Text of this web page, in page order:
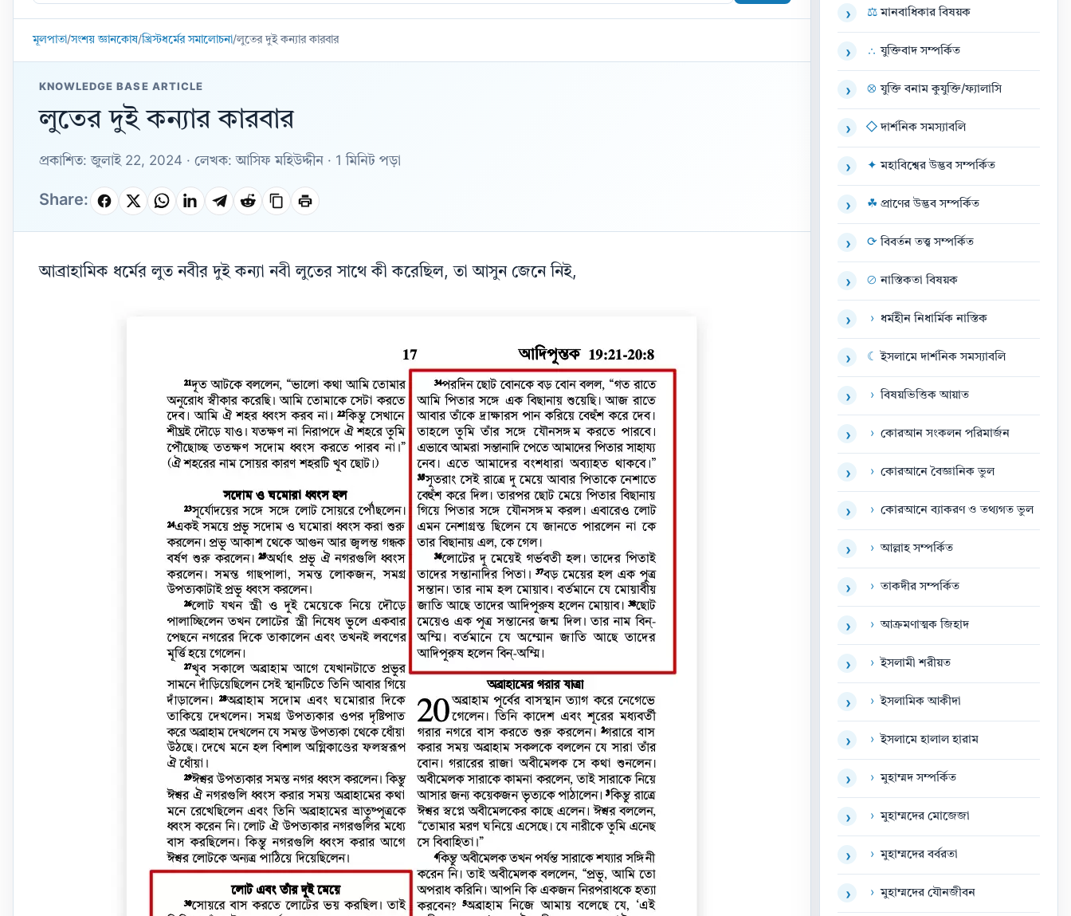
Base
মূলপাতা/সংশয় জ্ঞানকোষ/খ্রিস্টধর্মের সমালোচনা/লুতের দুই কন্যার কারবার
KNOWLEDGE BASE ARTICLE
লুতের দুই কন্যার কারবার
প্রকাশিত: জুলাই 22, 2024 · লেখক: আসিফ মহিউদ্দীন · 1 মিনিট পড়া
Share:
আব্রাহামিক ধর্মের লুত নবীর দুই কন্যা নবী লুতের সাথে কী করেছিল, তা আসুন জেনে নিই,
› ⚖ মানবাধিকার বিষয়ক
› ∴ যুক্তিবাদ সম্পর্কিত
› ⊗ যুক্তি বনাম কুযুক্তি/ফ্যালাসি
› ◇ দার্শনিক সমস্যাবলি
› ✦ মহাবিশ্বের উদ্ভব সম্পর্কিত
› ☘ প্রাণের উদ্ভব সম্পর্কিত
› ⟳ বিবর্তন তত্ত্ব সম্পর্কিত
› ⊘ নাস্তিকতা বিষয়ক
› › ধর্মহীন নিধার্মিক নাস্তিক
› ☾ ইসলামে দার্শনিক সমস্যাবলি
› › বিষয়ভিত্তিক আয়াত
› › কোরআন সংকলন পরিমার্জন
› › কোরআনে বৈজ্ঞানিক ভুল
› › কোরআনে ব্যাকরণ ও তথ্যগত ভুল
› › আল্লাহ সম্পর্কিত
› › তাকদীর সম্পর্কিত
› › আক্রমণাত্মক জিহাদ
› › ইসলামী শরীয়ত
› › ইসলামিক আকীদা
› › ইসলামে হালাল হারাম
› › মুহাম্মদ সম্পর্কিত
› › মুহাম্মদের মোজেজা
› › মুহাম্মদের বর্বরতা
› › মুহাম্মদের যৌনজীবন